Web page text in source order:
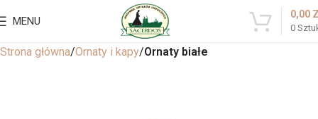
MENU
0
0,00
Strona główna Ornaty i kapy Ornaty białe